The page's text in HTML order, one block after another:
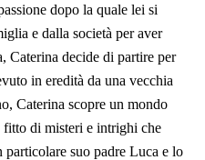
dopo la quale lei si
e dalla società per aver
Caterina decide di partire per
in eredità da una vecchia
Caterina scopre un mondo
fitto di misteri e intrighi che
suo padre Luca e lo